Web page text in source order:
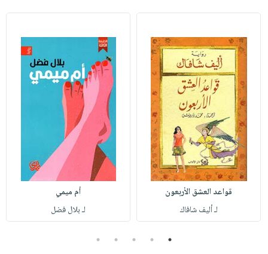
قواعد العشق الأربعون
لـ أليف شافاك
أم ميمي
لـ بلال فضل
1
2
3
4
5